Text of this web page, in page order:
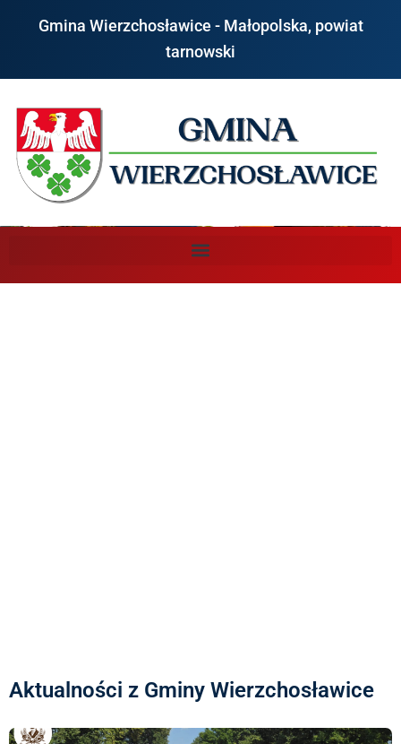
treściGmina Wierzchosławice - Małopolska, powiat
tarnowski
Aktualności z Gminy Wierzchosławice